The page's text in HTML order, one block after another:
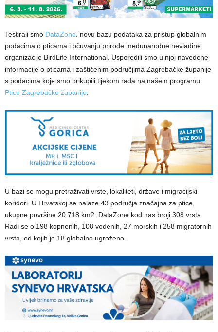
Testirali smo DataZone , novu bazu podataka za pristup globalnim
podacima o pticama i očuvanju prirode međunarodne nevladine
organizacije BirdLife International. Usporedili smo u njoj navedene
informacije o pticama i zaštićenim područjima Zagrebačke županije
s podacima koje smo prikupili tijekom rada na našem programu
Ptice Zagrebačke županije
U bazi se mogu pretraživati vrste, lokaliteti, države i migracijski
koridori. U Hrvatskoj se nalaze 43 područja značajna za ptice,
ukupne površine 20 718 km2. DataZone kod nas broji 308 vrsta.
Radi se o 198 kopnenih, 108 vodenih, 27 morskih i 258 migratornih
vrsta, od kojih je 18 globalno ugroženo.